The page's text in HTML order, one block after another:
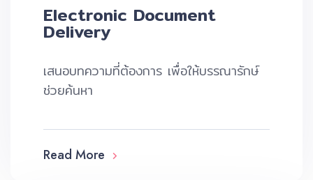
Electronic Document
Delivery
เสนอบทความที่ต้องการ เพื่อให้บรรณารักษ์
ช่วยค้นหา
Read More